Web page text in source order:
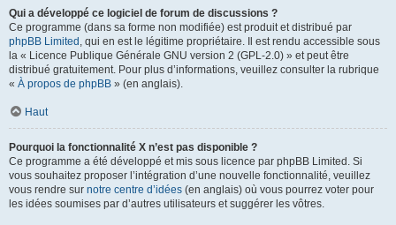
Qui a développé ce logiciel de forum de discussions ?
Ce programme (dans sa forme non modifiée) est produit et distribué par
phpBB Limited , qui en est le légitime propriétaire. Il est rendu accessible sous
la « Licence Publique Générale GNU version 2 (GPL-2.0) » et peut être
distribué gratuitement. Pour plus d’informations, veuillez consulter la rubrique
« À propos de phpBB » (en anglais).
Haut
Pourquoi la fonctionnalité X n’est pas disponible ?
Ce programme a été développé et mis sous licence par phpBB Limited. Si
vous souhaitez proposer l’intégration d’une nouvelle fonctionnalité, veuillez
vous rendre sur notre centre d’idées (en anglais) où vous pourrez voter pour
les idées soumises par d’autres utilisateurs et suggérer les vôtres.